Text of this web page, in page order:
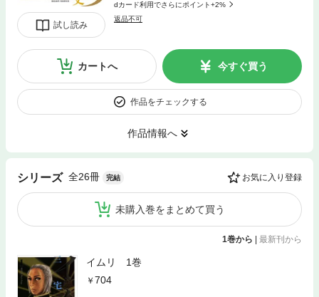
試し読み
dカード利用でさらにポイント+2%
返品不可
カートへ 今すぐ買う
作品をチェックする
作品情報へ
シリーズ 全26冊 完結 お気に入り登録
未購入巻をまとめて買う
1巻から | 最新刊から
イムリ 1巻
704